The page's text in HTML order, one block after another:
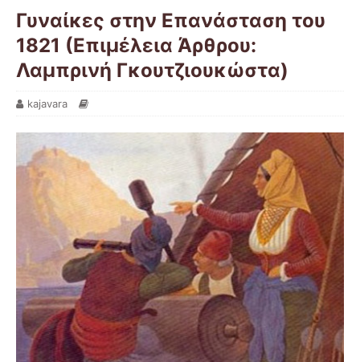
Γυναίκες στην Επανάσταση του
1821 (Επιμέλεια Άρθρου:
Λαμπρινή Γκουτζιουκώστα)
kajavara